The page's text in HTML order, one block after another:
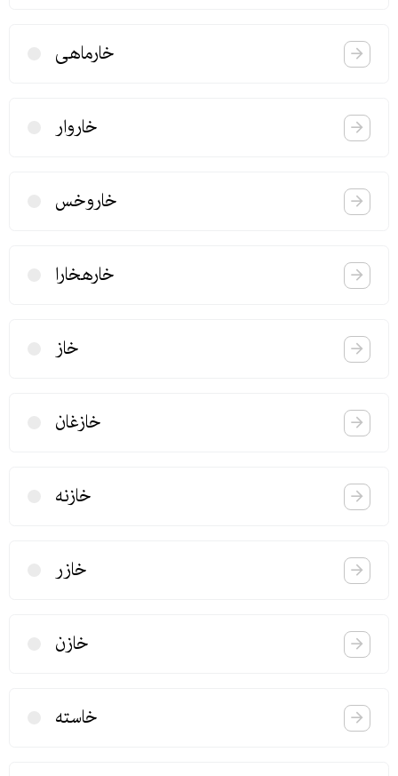
خارماهی
خاروار
خاروخس
خارهخارا
خاز
خازغان
خازنه
خازر
خازن
خاسته